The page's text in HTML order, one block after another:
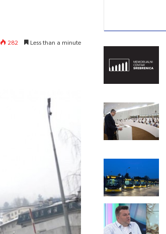
282 Less than a minute